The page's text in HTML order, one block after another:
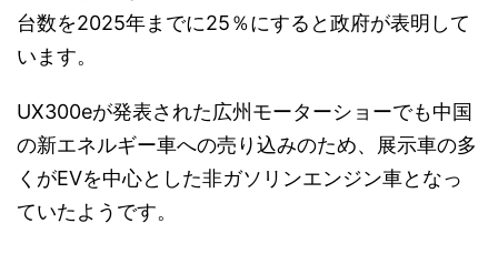
台数を2025年までに25％にすると政府が表明して
います。
UX300eが発表された広州モーターショーでも中国
の新エネルギー車への売り込みのため、展示車の多
くがEVを中心とした非ガソリンエンジン車となっ
ていたようです。